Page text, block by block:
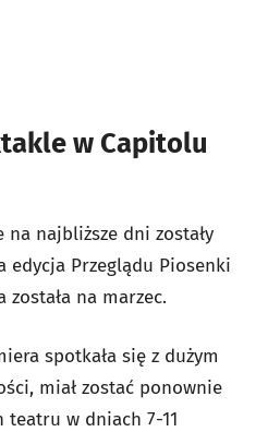
w Capitolu
najbliższe dni zostały
edycja Przeglądu Piosenki
na marzec.
spotkała się z dużym
miał zostać ponownie
teatru w dniach 7-11